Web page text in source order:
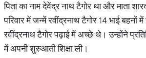
पिता का नाम देवेंद्र नाथ टैगोर था और माता
परिवार में जन्में रवींद्रनाथ टैगोर 14 भाई
रवींद्रनाथ टैगोर पढ़ाई में अच्छे थे। उन्होंने
में अपनी शुरुआती शिक्षा ली।